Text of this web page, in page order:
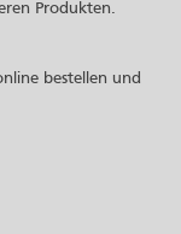
Produkten.
bestellen und